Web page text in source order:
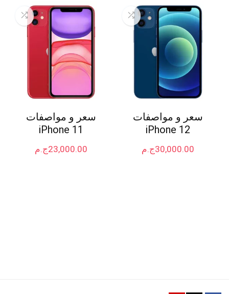
سعر و مواصفات
iPhone 12
ج.م30,000.00
سعر و مواصفات
iPhone 11
ج.م23,000.00